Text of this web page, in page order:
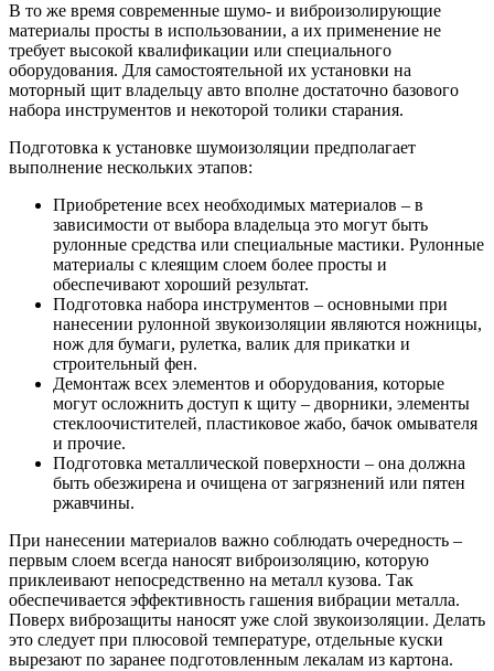
В то же время современные шумо- и виброизолирующие
материалы просты в использовании, а их применение не
требует высокой квалификации или специального
оборудования. Для самостоятельной их установки на
моторный щит владельцу авто вполне достаточно базового
набора инструментов и некоторой толики старания.
Подготовка к установке шумоизоляции предполагает
выполнение нескольких этапов:
Приобретение всех необходимых материалов – в
зависимости от выбора владельца это могут быть
рулонные средства или специальные мастики. Рулонные
материалы с клеящим слоем более просты и
обеспечивают хороший результат.
Подготовка набора инструментов – основными при
нанесении рулонной звукоизоляции являются ножницы,
нож для бумаги, рулетка, валик для прикатки и
строительный фен.
Демонтаж всех элементов и оборудования, которые
могут осложнить доступ к щиту – дворники, элементы
стеклоочистителей, пластиковое жабо, бачок омывателя
и прочие.
Подготовка металлической поверхности – она должна
быть обезжирена и очищена от загрязнений или пятен
ржавчины.
При нанесении материалов важно соблюдать очередность –
первым слоем всегда наносят виброизоляцию, которую
приклеивают непосредственно на металл кузова. Так
обеспечивается эффективность гашения вибрации металла.
Поверх виброзащиты наносят уже слой звукоизоляции. Делать
это следует при плюсовой температуре, отдельные куски
вырезают по заранее подготовленным лекалам из картона.